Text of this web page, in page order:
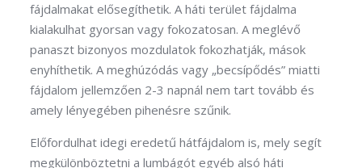
fájdalmakat elősegíthetik. A háti terület fájdalma
kialakulhat gyorsan vagy fokozatosan. A meglévő
panaszt bizonyos mozdulatok fokozhatják, mások
enyhíthetik. A meghúzódás vagy „becsípődés” miatti
fájdalom jellemzően 2-3 napnál nem tart tovább és
amely lényegében pihenésre szűnik.
Előfordulhat idegi eredetű hátfájdalom is, mely segít
megkülönböztetni a lumbágót egyéb alsó háti